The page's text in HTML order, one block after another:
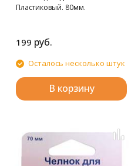
Пластиковый. 80мм.
199 руб.
Осталось несколько штук
В корзину